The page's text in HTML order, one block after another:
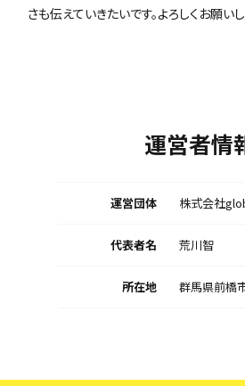
さも伝えていきたいです。よろしくお願いし
運営者情
運営団体 株式会社
代表者名 荒川智
所在地 群馬県前橋